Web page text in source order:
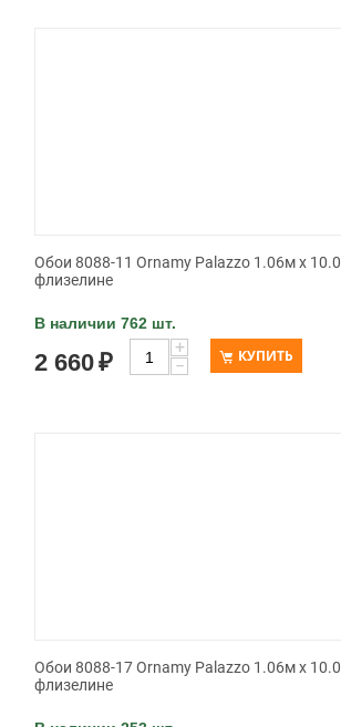
Обои 8088-11 Ornamy Palazzo 1.06м x
флизелине
В наличии 762 шт.
2 660₽
+
−
КУПИТЬ
Обои 8088-17 Ornamy Palazzo 1.06м x
флизелине